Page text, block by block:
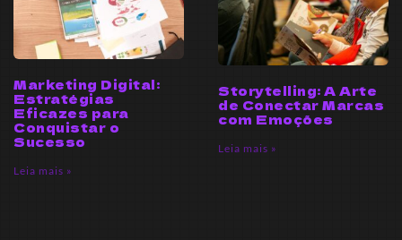
Marketing Digital:
Estratégias
Eficazes para
Conquistar o
Sucesso
Leia mais »
Storytelling: A Arte
de Conectar Marcas
com Emoções
Leia mais »